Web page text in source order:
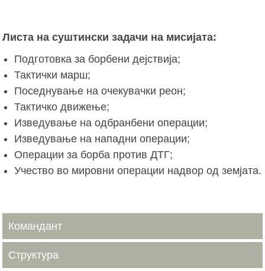
Листа на суштински задачи на мисијата:
Подготовка за борбени дејствија;
Тактички марш;
Поседнување на очекувачки реон;
Тактичко движење;
Изведување на одбранбени операции;
Изведување на нападни операции;
Операции за борба против ДТГ;
Учество во мировни операции надвор од земјата.
Командант
Структура